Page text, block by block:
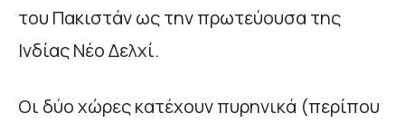
του Πακιστάν ως την πρωτεύουσα της
Ινδίας Νέο Δελχί.
Οι δύο χώρες κατέχουν πυρηνικά (περίπου